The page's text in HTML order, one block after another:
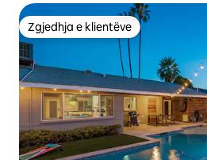
Zgjedhja e klientëve
Zgjedhja e klientëve